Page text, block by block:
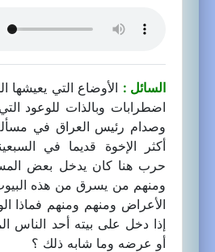
السائل : الأوضاع التي يعيشها
اضطرابات وبالذات للوعود
وصدام رئيس العراق في
أكثر الإخوة قديما في
حرب هنا كان يدخل بعض
ومنهم من يسرق من هذه
الأعراض ومنهم ومنهم فماذا
إذا دخل على بيته أحد الناس
أو عرضه وما شابه ذلك ؟